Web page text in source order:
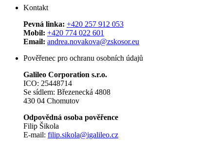
Kontakt
Pevná linka: +420 257 912 053
Mobil: +420 774 022 601
Email: andrea.novakova@zskosor.eu
Pověřenec pro ochranu osobních údajů
Galileo Corporation s.r.o.
ICO: 25448714
Se sídlem: Březenecká 4808
430 04 Chomutov
Odpovědná osoba pověřence
Filip Šikola
E-mail: filip.sikola@igalileo.cz